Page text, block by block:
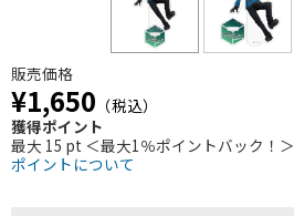
販売価格
¥1,650 （税込）
獲得ポイント
最大 15 pt ＜最大1％ポイントバック！＞
ポイントについて